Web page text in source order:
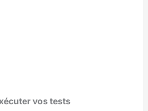
vos tests